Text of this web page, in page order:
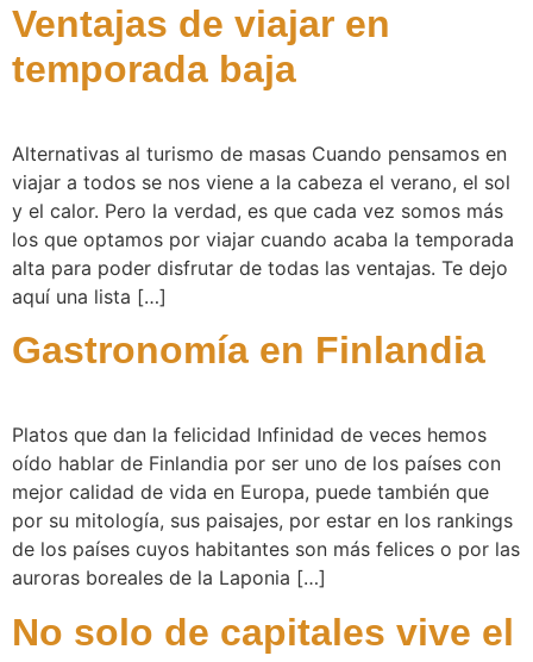
Ventajas de viajar en
temporada baja
Alternativas al turismo de masas Cuando pensamos en
viajar a todos se nos viene a la cabeza el verano, el sol
y el calor. Pero la verdad, es que cada vez somos más
los que optamos por viajar cuando acaba la temporada
alta para poder disfrutar de todas las ventajas. Te dejo
aquí una lista […]
Gastronomía en Finlandia
Platos que dan la felicidad Infinidad de veces hemos
oído hablar de Finlandia por ser uno de los países con
mejor calidad de vida en Europa, puede también que
por su mitología, sus paisajes, por estar en los rankings
de los países cuyos habitantes son más felices o por las
auroras boreales de la Laponia […]
No solo de capitales vive el